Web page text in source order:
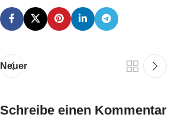
Neuer
Schreibe einen Kommentar